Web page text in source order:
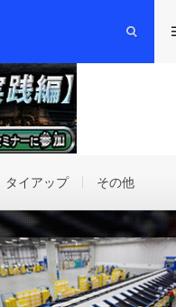
タイアップ その他